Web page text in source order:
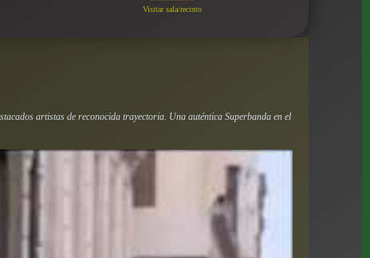
Visitar sala/recinto
artistas de reconocida trayectoria. Una auténtica Superbanda en el